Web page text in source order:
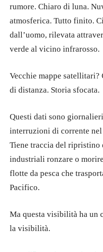
rumore. Chiaro di luna.
atmosferica. Tutto finito.
dall’uomo, rilevata
verde al vicino infrarosso.
Vecchie mappe
di distanza. Storia sfocata.
Questi dati sono
interruzioni di corrente
Tiene traccia del ripristino
industriali ronzare o
flotte da pesca che
Pacifico.
Ma questa visibilità ha un
la visibilità.